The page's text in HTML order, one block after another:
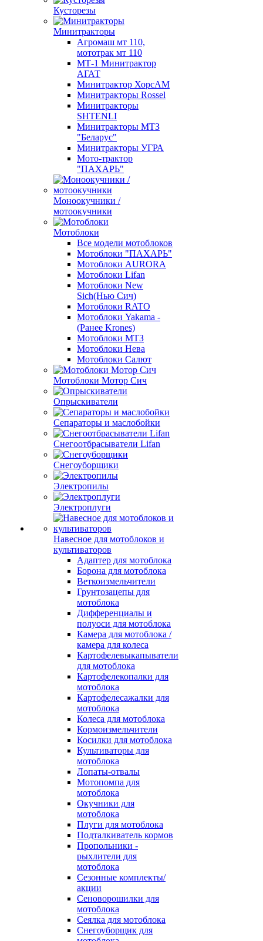
Кусторезы
Минитракторы
Агромаш мт 110,
мототрак мт 110
МТ-1 Минитрактор
АГАТ
Минитрактор ХорсАМ
Минитракторы Rossel
Минитракторы
SHTENLI
Минитракторы МТЗ
"Беларус"
Минитракторы УГРА
Мото-трактор
"ПАХАРЬ"
Моноокучники /
мотоокучники
Мотоблоки
Все модели мотоблоков
Мотоблоки "ПАХАРЬ"
Мотоблоки AURORA
Мотоблоки Lifan
Мотоблоки New
Sich(Нью Сич)
Мотоблоки RATO
Мотоблоки Yakama -
(Ранее Krones)
Мотоблоки МТЗ
Мотоблоки Нева
Мотоблоки Салют
Мотоблоки Мотор Сич
Опрыскиватели
Сепараторы и маслобойки
Снегоотбрасыватели Lifan
Снегоуборщики
Электропилы
Электроплуги
Навесное для мотоблоков и
культиваторов
Адаптер для мотоблока
Борона для мотоблока
Веткоизмельчители
Грунтозацепы для
мотоблока
Дифференциалы и
полуоси для мотоблока
Камера для мотоблока /
камера для колеса
Картофелевыкапыватели
для мотоблока
Картофелекопалки для
мотоблока
Картофелесажалки для
мотоблока
Колеса для мотоблока
Кормоизмельчители
Косилки для мотоблока
Культиваторы для
мотоблока
Лопаты-отвалы
Мотопомпа для
мотоблока
Окучники для
мотоблока
Плуги для мотоблока
Подталкиватель кормов
Пропольники -
рыхлители для
мотоблока
Сезонные комплекты/
акции
Сеноворошилки для
мотоблока
Сеялка для мотоблока
Снегоуборщик для